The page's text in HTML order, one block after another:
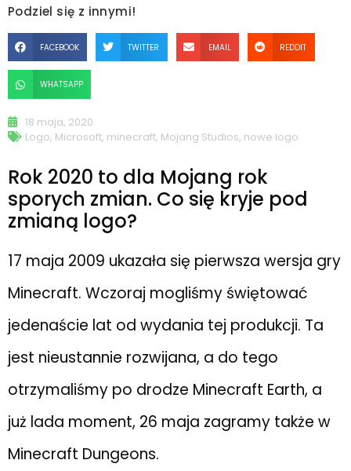
Podziel się z innymi!
FACEBOOK TWITTER EMAIL REDDIT
WHATSAPP
18 maja, 2020
Logo, Microsoft, minecraft, Mojang Studios, nowe logo
Rok 2020 to dla Mojang rok
sporych zmian. Co się kryje pod
zmianą logo?
17 maja 2009 ukazała się pierwsza wersja gry
Minecraft. Wczoraj mogliśmy świętować
jedenaście lat od wydania tej produkcji. Ta
jest nieustannie rozwijana, a do tego
otrzymaliśmy po drodze Minecraft Earth, a
już lada moment, 26 maja zagramy także w
Minecraft Dungeons.